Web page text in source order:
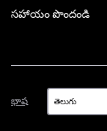
సహాయం పొందండి
భాష
భాష